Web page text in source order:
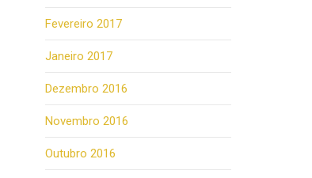
Fevereiro 2017
Janeiro 2017
Dezembro 2016
Novembro 2016
Outubro 2016